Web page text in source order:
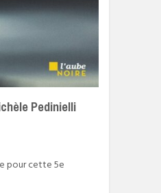
Pedinielli
pour cette 5e